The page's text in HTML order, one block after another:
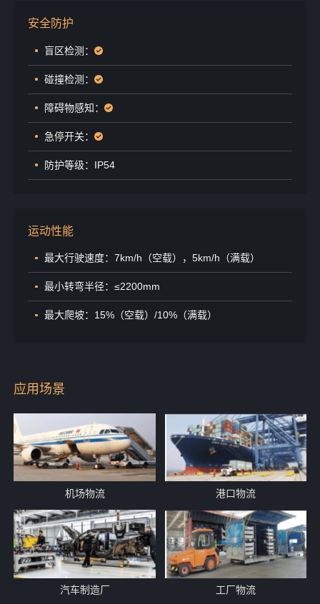
安全防护
盲区检测：
碰撞检测：
障碍物感知：
急停开关：
防护等级：IP54
运动性能
最大行驶速度：7km/h（空载），5km/h（满载）
最小转弯半径：≤2200mm
最大爬坡：15%（空载）/10%（满载）
应用场景
机场物流 港口物流
汽车制造厂 工厂物流